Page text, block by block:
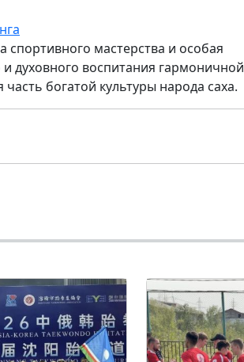
спортивного мастерства и особая
духовного воспитания гармоничной
богатой культуры народа саха.